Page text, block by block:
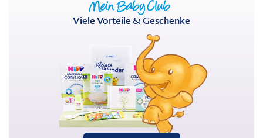
Viele Vorteile & Geschenke